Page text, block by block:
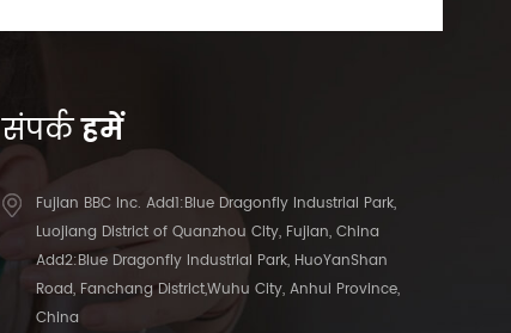
संपर्कहमें
Fujian BBC Inc. Add1:Blue Dragonfly Industrial Park,
Luojiang District of Quanzhou City, Fujian, China
Add2:Blue Dragonfly Industrial Park, HuoYanShan
Road, Fanchang District,Wuhu City, Anhui Province,
China